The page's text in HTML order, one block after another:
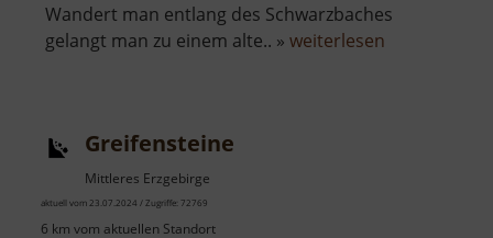
Wandert man entlang des Schwarzbaches
gelangt man zu einem alte.. » weiterlesen
Greifensteine
Mittleres Erzgebirge
aktuell vom 23.07.2024 / Zugriffe: 72769
6 km vom aktuellen Standort